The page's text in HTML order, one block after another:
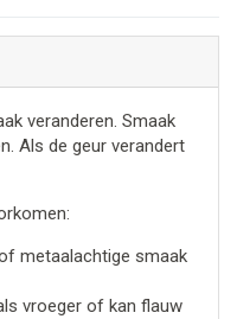
veranderen. Smaak
Als de geur verandert
metaalachtige smaak
vroeger of kan flauw